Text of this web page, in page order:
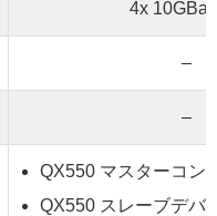
4x
–
–
QX550 マスターコン
QX550 スレーブデバ